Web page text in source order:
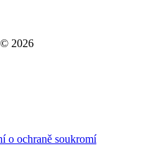
2026
o ochraně soukromí